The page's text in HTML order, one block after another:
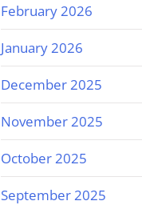
February 2026
January 2026
December 2025
November 2025
October 2025
September 2025